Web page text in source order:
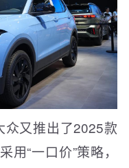
又推出了2025款
“一口价”策略，